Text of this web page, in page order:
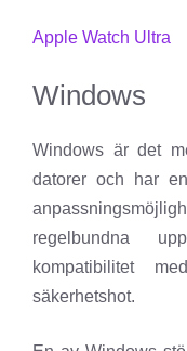
Apple Watch Ultra
Windows
Windows är det
datorer och har
regelbundna
kompatibilitet
säkerhetshot.